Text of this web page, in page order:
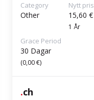
Category
Other
Nytt pris
15,60 €
1 År
Grace Period
30 Dagar
(0,00 €)
.ch